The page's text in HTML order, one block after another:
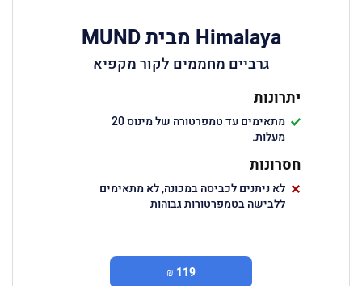
Himalaya מבית MUND
גרביים מחממים לקור מקפיא
יתרונות
מתאימים עד טמפרטורה של מינוס 20
מעלות.
חסרונות
לא ניתנים לכביסה במכונה, לא מתאימים
ללבישה בטמפרטורות גבוהות
119 ₪